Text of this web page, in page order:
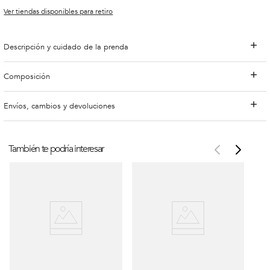
Ver tiendas disponibles para retiro
Descripción y cuidado de la prenda
Composición
Envíos, cambios y devoluciones
También te podría interesar